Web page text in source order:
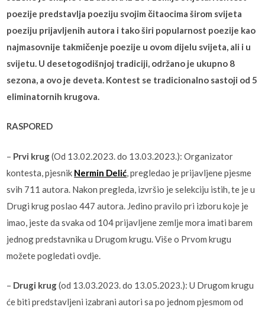
poezije predstavlja poeziju svojim čitaocima širom svijeta
poeziju prijavljenih autora i tako širi popularnost poezije kao
najmasovnije takmičenje poezije u ovom dijelu svijeta, ali i u
svijetu. U desetogodišnjoj tradiciji, održano je ukupno 8
sezona, a ovo je deveta. Kontest se tradicionalno sastoji od 5
eliminatornih krugova.
RASPORED
– Prvi krug(Od 13.02.2023. do 13.03.2023.): Organizator
kontesta, pjesnik Nermin Delić , pregledao je prijavljene pjesme
svih 711 autora. Nakon pregleda, izvršio je selekciju istih, te je u
Drugi krug poslao 447 autora. Jedino pravilo pri izboru koje je
imao, jeste da svaka od 104 prijavljene zemlje mora imati barem
jednog predstavnika u Drugom krugu. Više o Prvom krugu
možete pogledati ovdje.
– Drugi krug(od 13.03.2023. do 13.05.2023.): U Drugom krugu
će biti predstavljeni izabrani autori sa po jednom pjesmom od